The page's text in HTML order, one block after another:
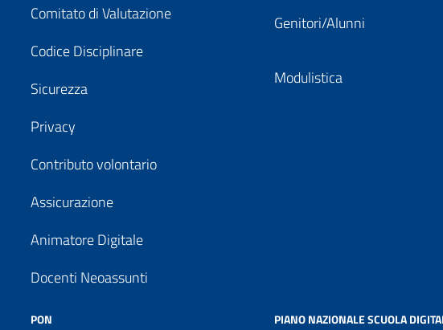
Comitato di Valutazione
Codice Disciplinare
Sicurezza
Privacy
Contributo volontario
Assicurazione
Animatore Digitale
Docenti Neoassunti
Genitori/Alunni
Modulistica
PON PIANO NAZIONALE SCUOLA